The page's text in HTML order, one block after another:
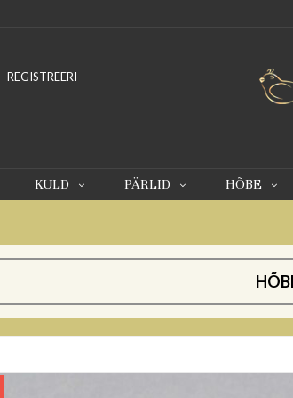
REGISTREERI
KULD PÄRLID HÕBE